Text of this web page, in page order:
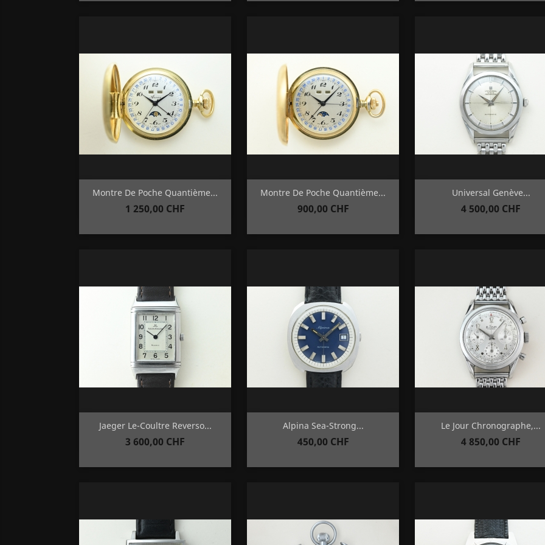
Montre De Poche Quantième...
Prix
1 250,00 CHF
Aperçu rapide Montre De Poche Quantième...
Prix
900,00 CHF
Aperçu rapide Universal Genève...
Prix
4 500,00 CHF
Aperçu rapide
Jaeger Le-Coultre Reverso...
Prix
3 600,00 CHF
Aperçu rapide Alpina Sea-Strong...
Prix
450,00 CHF
Aperçu rapide Le Jour Chronographe,...
Prix
4 850,00 CHF
Aperçu rapide